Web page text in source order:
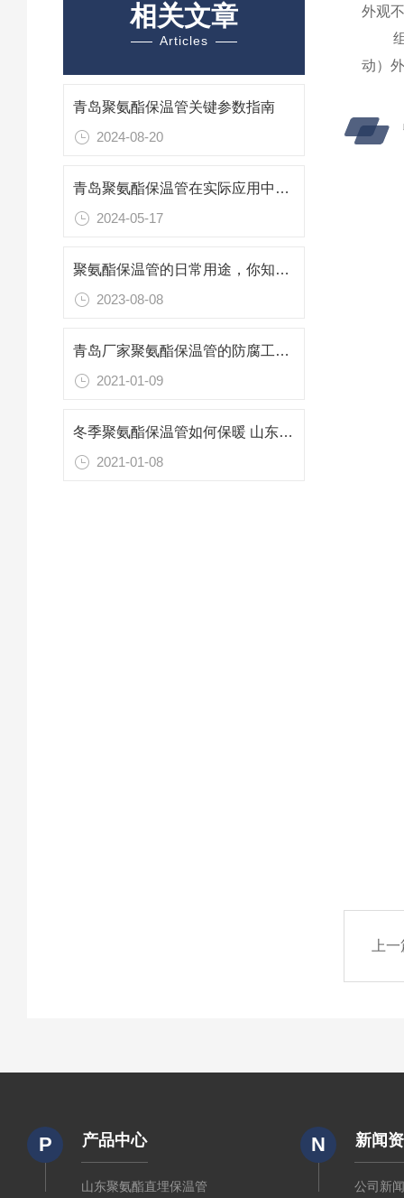
相关文章
Articles
青岛聚氨酯保温管关键参数指南
2024-08-20
青岛聚氨酯保温管在实际应用中的重要性
2024-05-17
聚氨酯保温管的日常用途，你知道哪些？
2023-08-08
青岛厂家聚氨酯保温管的防腐工作流程
2021-01-09
冬季聚氨酯保温管如何保暖 山东青岛保温管厂家
2021-01-08
外观
组合
动）
上
P 产品中心
山东聚氨酯直埋保温管
N 新闻
公司新